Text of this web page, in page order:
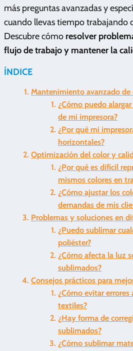
más preguntas avanzadas y
cuando llevas tiempo trabajando
Descubre cómo resolver
flujo de trabajo y mantener la
ÍNDICE
Mantenimiento avanzado de
¿Cómo puedo
de mi impresora?
¿Por qué mi
horizontales?
Optimización del color y
¿Por qué es difícil
mismos colores en
¿Cómo ajustar los
demandas de mis
Problemas y soluciones en
¿Puedo sublimar
poliéster?
¿Cómo afecta la luz
sublimados?
Consejos prácticos para
¿Cómo evitar
textiles?
¿Hay forma de
sublimados?
¿Cómo sublimar